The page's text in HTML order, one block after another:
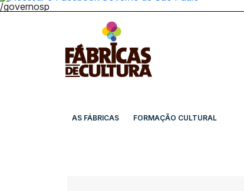
/governosp
AS FÁBRICAS FORMAÇÃO CULTURAL